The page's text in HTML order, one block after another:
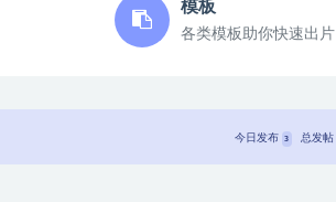
模板
各类模板助你快速出片
今日发布 3 总发帖